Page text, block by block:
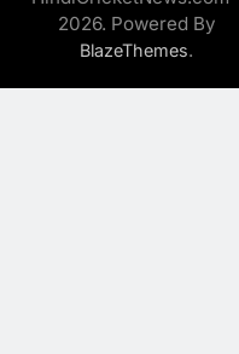
क्रिकेट
8
2026. Powered By
BlazeThemes.